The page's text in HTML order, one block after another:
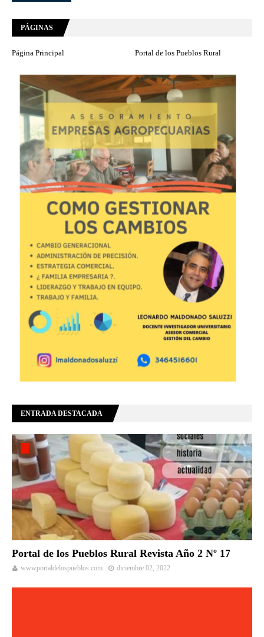
PÁGINAS
Página Principal Portal de los Pueblos Rural
ENTRADA DESTACADA
Portal de los Pueblos Rural Revista Año 2 Nº 17
wwwportaldelospueblos.com diciembre 02, 2022